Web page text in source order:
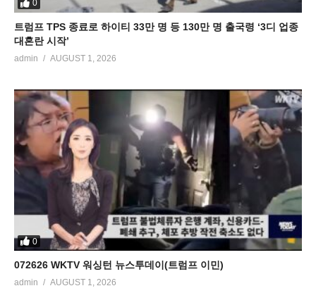
0
트럼프 TPS 종료로 하이티 33만 명 등 130만 명 출국령 ‘3디 업종
대혼란 시작’
admin AUGUST 1, 2026
0
072626 WKTV 워싱턴 뉴스투데이(트럼프 이민)
admin AUGUST 1, 2026